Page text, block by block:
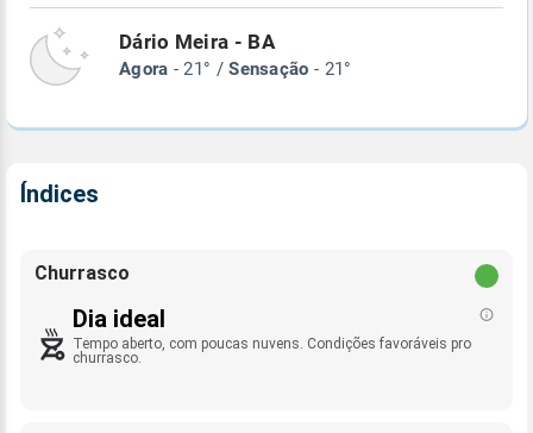
Dário Meira - BA
Agora - 21° /Sensação - 21°
Índices
Churrasco
Dia ideal
Tempo aberto, com poucas nuvens. Condições favoráveis pro
churrasco.